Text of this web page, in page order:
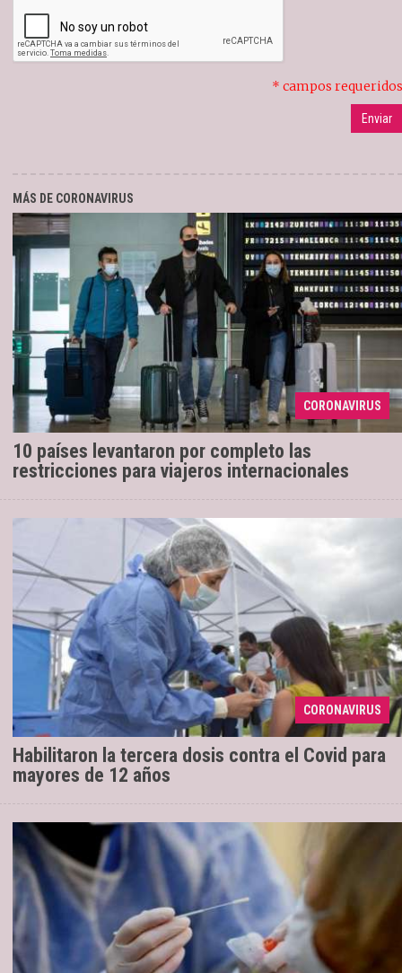
* campos requeridos
MÁS DE CORONAVIRUS
CORONAVIRUS
10 países levantaron por completo las
restricciones para viajeros internacionales
22/03/2022
Reino Unido, Irlanda y México son parte
de la corta lista.
CORONAVIRUS
Habilitaron la tercera dosis contra el Covid para
mayores de 12 años
02/02/2022 Para los adolescentes la vacuna
disponible para tercera dosis es la Pfizer y deben
colocársela al menos 4 meses después de aplicada la
segunda dosis. ...
Ayer se notificaron 413 casos nuevos en